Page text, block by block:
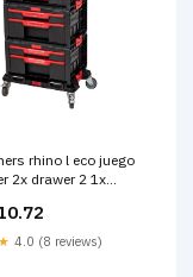
rhino l eco juego
2x drawer 2 1x
defecto
4.0 (8 reviews)